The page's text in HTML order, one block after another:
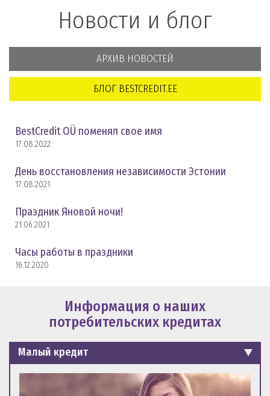
Новости и блог
АРХИВ НОВОСТЕЙ
БЛОГ BESTCREDIT.EE
BestCredit OÜ поменял свое имя
17.08.2022
День восстановления независимости Эстонии
17.08.2021
Праздник Яновой ночи!
21.06.2021
Часы работы в праздники
16.12.2020
Информация о наших
потребительских кредитах
Малый кредит